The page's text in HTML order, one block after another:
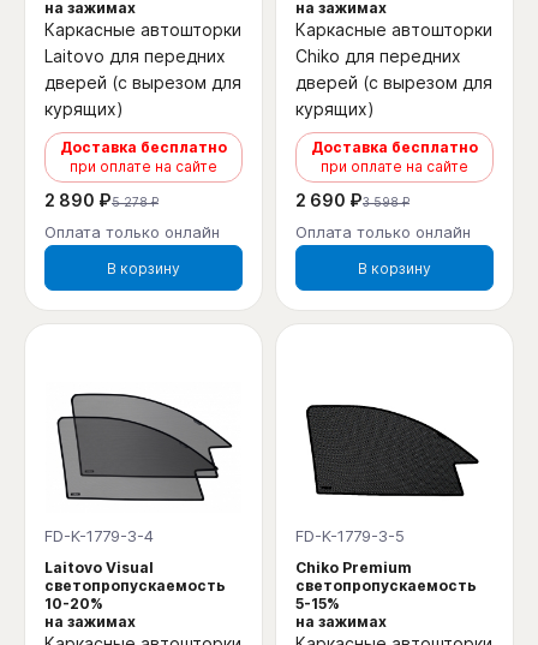
на зажимах
Каркасные автошторки
Laitovo для передних
дверей (с вырезом для
курящих)
Доставка бесплатно
при оплате на сайте
2 890 ₽5 278 ₽
Оплата только онлайн
В корзину
на зажимах
Каркасные автошторки
Chiko для передних
дверей (с вырезом для
курящих)
Доставка бесплатно
при оплате на сайте
2 690 ₽3 598 ₽
Оплата только онлайн
В корзину
FD-K-1779-3-4
Laitovo Visual
светопропускаемость
10-20%
на зажимах
FD-K-1779-3-5
Chiko Premium
светопропускаемость
5-15%
на зажимах